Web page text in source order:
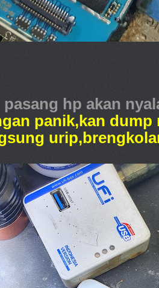
pasang hp akan
panik,kan dump